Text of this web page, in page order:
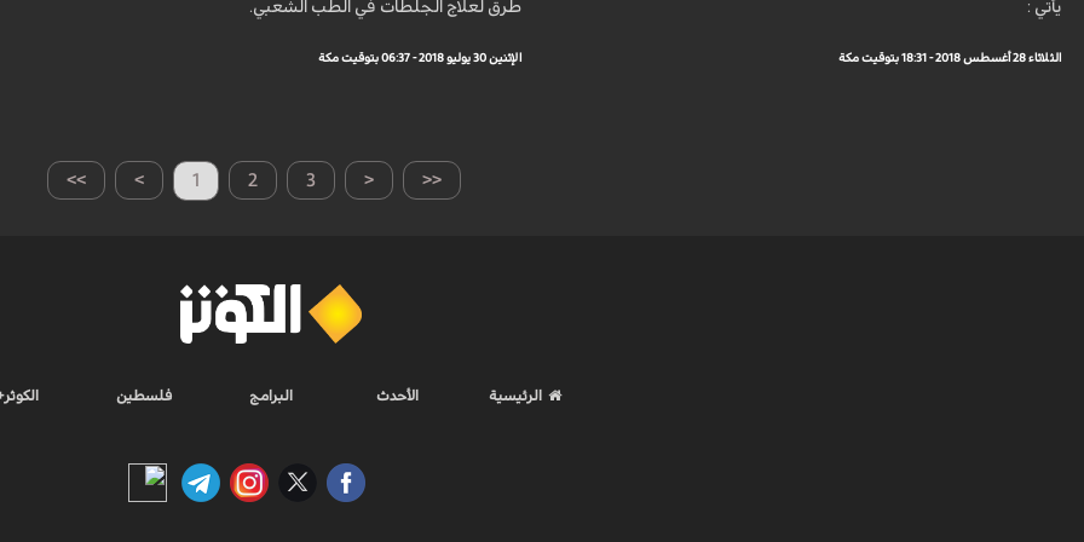
يأتي :
الثلاثاء 28 أغسطس 2018 - 18:31 بتوقيت مكة
طرق لعلاج الجلطات في الطب الشعبي.
الإثنين 30 يوليو 2018 - 06:37 بتوقيت مكة
>> > 1 2 3 < <<
الرئيسية الأحدث البرامج فلسطين